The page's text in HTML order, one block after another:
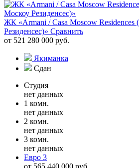
ЖК «Armani / Casa Moscow
Резиденсес)» Сравнить
от 521 280 000 руб.
Якиманка
Сдан
Студия
нет данных
1 комн.
нет данных
2 комн.
нет данных
3 комн.
нет данных
Евро 3
от 565 440 000 руб.